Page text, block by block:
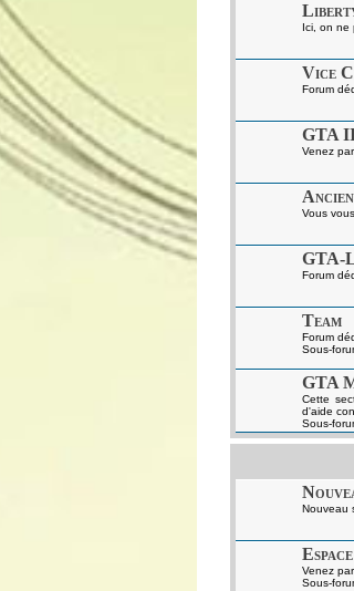
Ici, on ne
Vice
Forum
GTA
Venez
Vous
GTA-
Forum
Team
Forum
Sous-
GTA
Cette
d'aide
Sous-
Nouveau
Venez
Sous-